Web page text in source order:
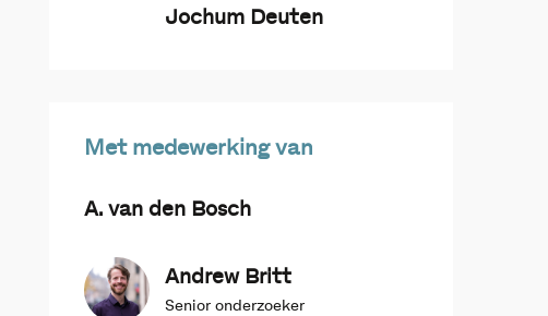
Jochum Deuten
Met medewerking van
A. van den Bosch
Andrew Britt
Senior onderzoeker